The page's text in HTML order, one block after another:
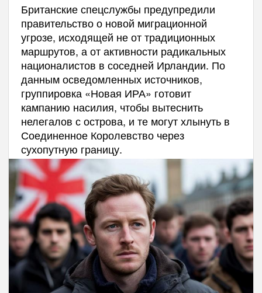
Британские спецслужбы предупредили
правительство о новой миграционной
угрозе, исходящей не от традиционных
маршрутов, а от активности радикальных
националистов в соседней Ирландии. По
данным осведомленных источников,
группировка «Новая ИРА» готовит
кампанию насилия, чтобы вытеснить
нелегалов с острова, и те могут хлынуть в
Соединенное Королевство через
сухопутную границу.